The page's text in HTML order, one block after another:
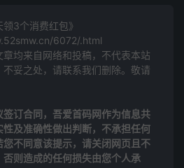
3个消费红包》
6072/.html
均来自网络和投稿，不代表本站
妥之处，请联系我们删除。敬请
签订合同，吾爱首码网作为信息共
及准确性做出判断，不承担任何
不同意该提示，请关闭网页且不
则造成的任何损失由您个人承